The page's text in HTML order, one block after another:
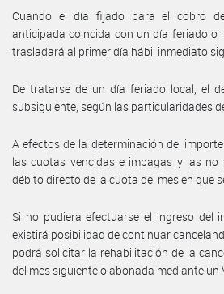
Cuando el día fijado para el cobro
anticipada coincida con un día feriado o
trasladará al primer día hábil inmediato
De tratarse de un día feriado local, el
subsiguiente, según las particularidades
A efectos de la determinación del
las cuotas vencidas e impagas y las
débito directo de la cuota del mes en que
Si no pudiera efectuarse el ingreso del
existirá posibilidad de continuar
podrá solicitar la rehabilitación de la
del mes siguiente o abonada mediante un